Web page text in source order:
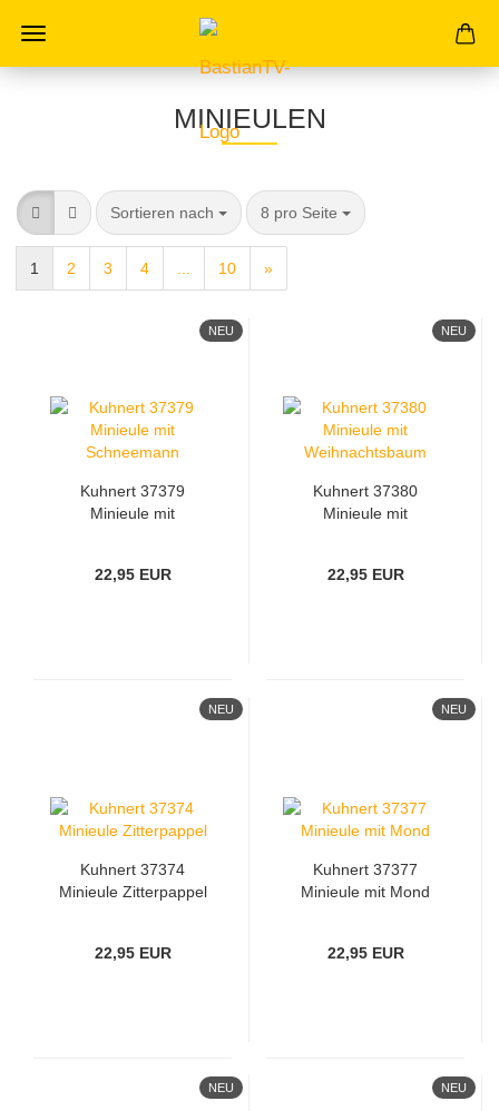
MINIEULEN
Sortieren nach 8 pro Seite
1 2 3 4 10 »
NEU
Kuhnert 37379
Minieule mit
22,95 EUR
NEU
Kuhnert 37380
Minieule mit
22,95 EUR
NEU
Kuhnert 37374
Minieule Zitterpappel
22,95 EUR
NEU
Kuhnert 37377
Minieule mit Mond
22,95 EUR
NEU NEU